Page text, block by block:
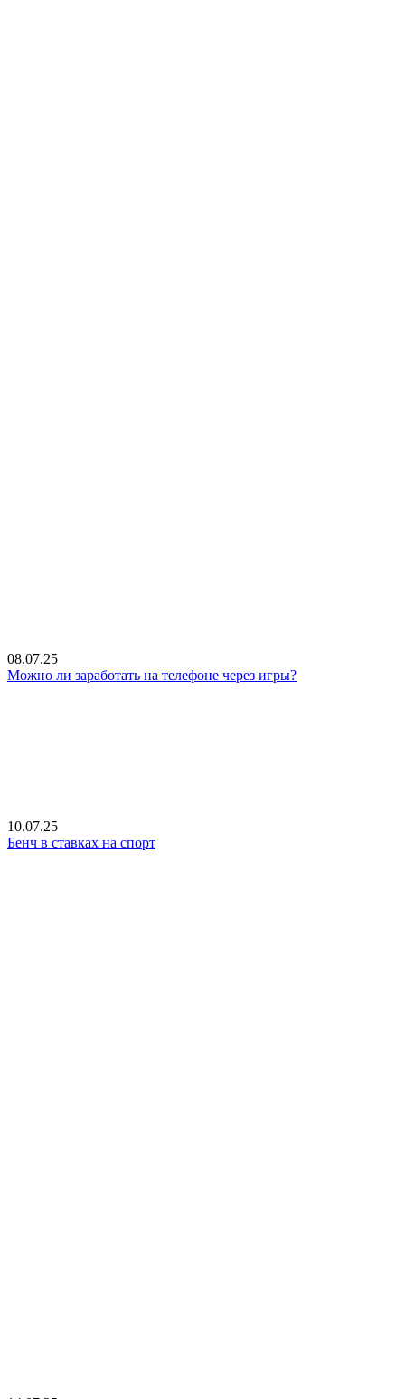
08.07.25
Можно ли заработать на телефоне через игры?
10.07.25
Бенч в ставках на спорт